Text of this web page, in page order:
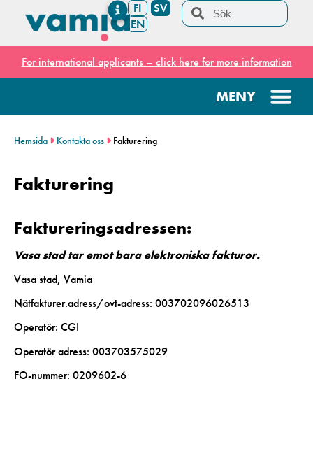
FI
SV
EN
For international applicants – click here for more information
Hemsida Kontakta oss Fakturering
Fakturering
Faktureringsadressen:
Vasa stad tar emot bara elektroniska fakturor.
Vasa stad, Vamia
Nätfakturer.adress/ovt-adress: 003702096026513
Operatör: CGI
Operatör adress: 003703575029
FO-nummer: 0209602-6